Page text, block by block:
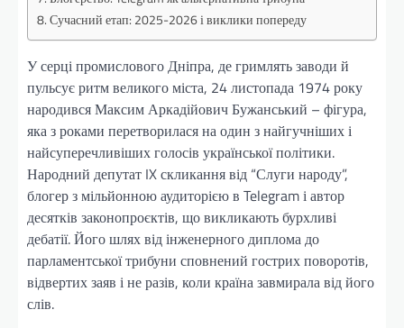
Сучасний етап: 2025-2026 і виклики попереду
У серці промислового Дніпра, де гримлять заводи й
пульсує ритм великого міста, 24 листопада 1974 року
народився Максим Аркадійович Бужанський – фігура,
яка з роками перетворилася на один з найгучніших і
найсуперечливіших голосів української політики.
Народний депутат IX скликання від “Слуги народу”,
блогер з мільйонною аудиторією в Telegram і автор
десятків законопроєктів, що викликають бурхливі
дебатії. Його шлях від інженерного диплома до
парламентської трибуни сповнений гострих поворотів,
відвертих заяв і не разів, коли країна завмирала від його
слів.